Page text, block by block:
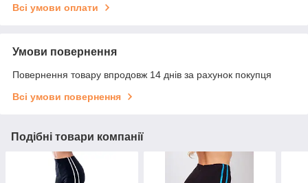
Всі умови оплати
Умови повернення
Повернення товару впродовж 14 днів за рахунок покупця
Всі умови повернення
Подібні товари компанії